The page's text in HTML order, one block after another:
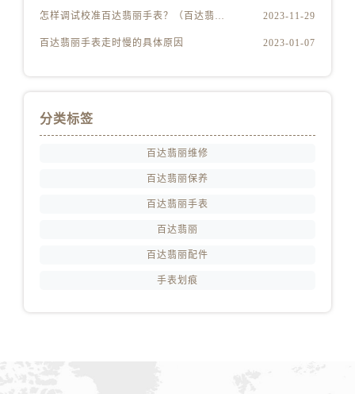
怎样调试校准百达翡丽手表？（百达翡丽手表的调试校准方法） 2023-11-29
百达翡丽手表走时慢的具体原因 2023-01-07
分类标签
百达翡丽维修
百达翡丽保养
百达翡丽手表
百达翡丽
百达翡丽配件
手表划痕